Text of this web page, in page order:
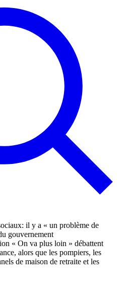
« On va plus loin » débattent
alors que les pompiers, les
de maison de retraite et les